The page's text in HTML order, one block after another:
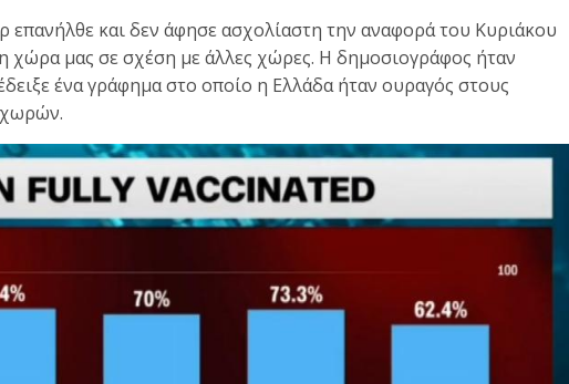
επανήλθε και δεν άφησε ασχολίαστη την αναφορά του Κυριάκου
χώρα μας σε σχέση με άλλες χώρες. Η δημοσιογράφος ήταν
ένα γράφημα στο οποίο η Ελλάδα ήταν ουραγός στους
χωρών.